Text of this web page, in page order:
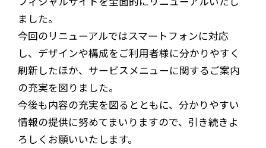
ました。
今回のリニューアルではスマートフォンに対応
し、デザインや構成をご利用者様に分かりやすく
刷新したほか、サービスメニューに関するご案内
の充実を図りました。
今後も内容の充実を図るとともに、分かりやすい
情報の提供に努めてまいりますので、引き続きよ
ろしくお願いいたします。